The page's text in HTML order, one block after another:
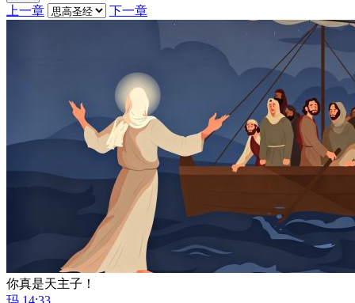
上一章 下一章
你真是天主子！
玛 14:33